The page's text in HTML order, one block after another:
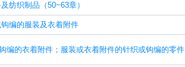
纺织制品（50~63章）
编的服装及衣着附件
编的衣着附件；服装或衣着附件的针织或钩编的零件